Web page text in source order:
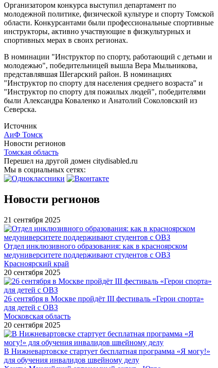
Организатором конкурса выступил департамент по
молодежной политике, физической культуре и спорту Томской
области. Конкурсантами были профессиональные спортивные
инструкторы, активно участвующие в физкультурных и
спортивных мерах в своих регионах.
В номинации "Инструктор по спорту, работающий с детьми и
молодежью", победительницей вышла Вера Мыльникова,
представлявшая Шегарский район. В номинациях
"Инструктор по спорту для населения среднего возраста" и
"Инструктор по спорту для пожилых людей", победителями
были Александра Коваленко и Анатолий Соколовский из
Северска.
Источник
АиФ Томск
Новости регионов
Томская область
Перешел на другой домен citydisabled.ru
Мы в социальных сетях:
Новости регионов
21 сентября 2025
Отдел инклюзивного образования: как в красноярском
медуниверситете поддерживают студентов с ОВЗ
Красноярский край
20 сентября 2025
26 сентября в Москве пройдёт III фестиваль «Герои спорта»
для детей с ОВЗ
Московская область
20 сентября 2025
В Нижневартовске стартует бесплатная программа «Я могу!»
для обучения инвалидов швейному делу